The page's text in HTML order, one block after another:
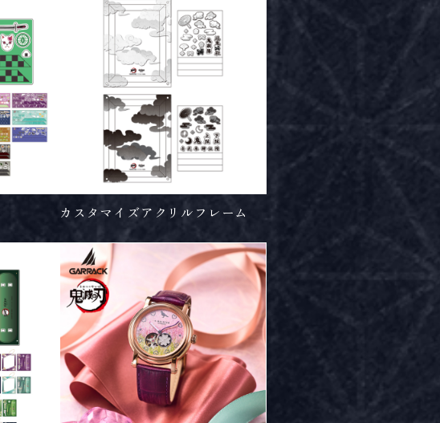
カスタマイズアクリルフレーム